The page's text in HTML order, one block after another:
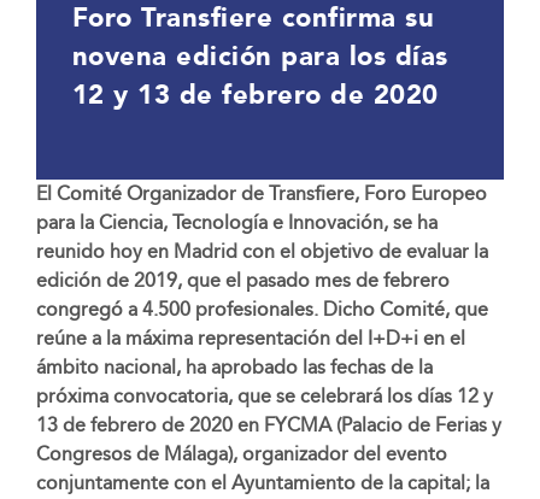
Foro Transfiere confirma su
novena edición para los días
12 y 13 de febrero de 2020
El Comité Organizador de Transfiere, Foro Europeo
para la Ciencia, Tecnología e Innovación, se ha
reunido hoy en Madrid con el objetivo de evaluar la
edición de 2019, que el pasado mes de febrero
congregó a 4.500 profesionales. Dicho Comité, que
reúne a la máxima representación del I+D+i en el
ámbito nacional, ha aprobado las fechas de la
próxima convocatoria, que se celebrará los días 12 y
13 de febrero de 2020 en FYCMA (Palacio de Ferias y
Congresos de Málaga), organizador del evento
conjuntamente con el Ayuntamiento de la capital; la